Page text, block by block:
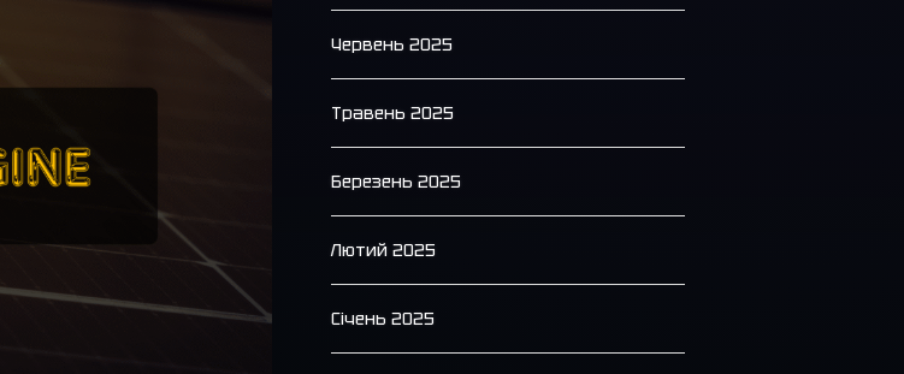
Червень 2025
Травень 2025
Березень 2025
Лютий 2025
Січень 2025